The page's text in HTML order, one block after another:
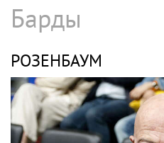
Барды
РОЗЕНБАУМ